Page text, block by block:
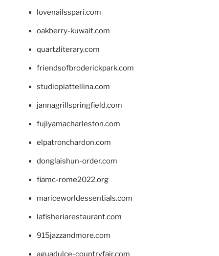
lovenailsspari.com
oakberry-kuwait.com
quartzliterary.com
friendsofbroderickpark.com
studiopiattellina.com
jannagrillspringfield.com
fujiyamacharleston.com
elpatronchardon.com
donglaishun-order.com
fiamc-rome2022.org
mariceworldessentials.com
lafisheriarestaurant.com
915jazzandmore.com
aguadulce-countryfair.com